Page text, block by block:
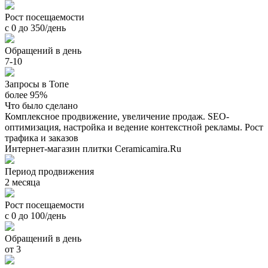
Рост посещаемости
с 0 до 350/день
Обращений в день
7-10
Запросы в Топе
более 95%
Что было сделано
Комплексное продвижение, увеличение продаж. SEO-
оптимизация, настройка и ведение контекстной рекламы. Рост
трафика и заказов
Интернет-магазин плитки Ceramicamira.Ru
Период продвижения
2 месяца
Рост посещаемости
с 0 до 100/день
Обращений в день
от 3